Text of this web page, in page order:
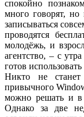
спокойно
много говорят,
записываться
проводятся
молодёжь, и
агентство, – с
готов
Никто не станет
привычного
можно решать и в
Однако за две